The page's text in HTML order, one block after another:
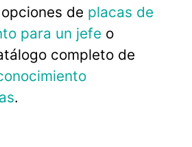
de placas de
para un jefe o
completo de
.